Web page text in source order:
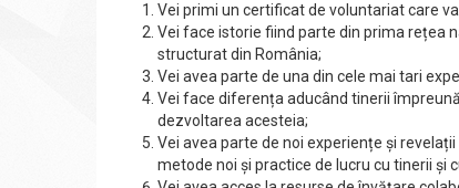
Vei primi un certificat de voluntariat care
Vei face istorie fiind parte din prima rețea
structurat din România;
Vei avea parte de una din cele mai tari
Vei face diferența aducând tinerii
dezvoltarea acesteia;
Vei avea parte de noi experiențe și
metode noi și practice de lucru cu tinerii și